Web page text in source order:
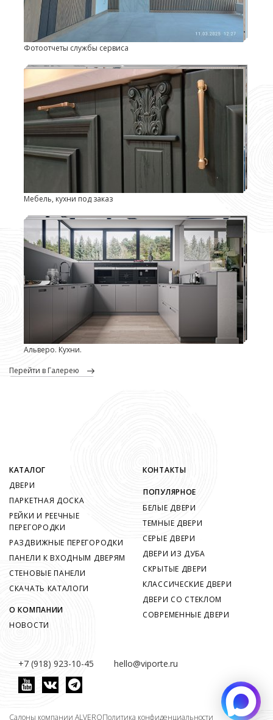
Фотоотчеты службы сервиса
Мебель, кухни под заказ
Альверо. Кухни.
перейти в Галерею
+7 (918) 923-10-45 hello@viporte.ru
КАТАЛОГ
ДВЕРИ
ПАРКЕТНАЯ ДОСКА
РЕЙКИ И РЕЕЧНЫЕ
ПЕРЕГОРОДКИ
РАЗДВИЖНЫЕ ПЕРЕГОРОДКИ
ПАНЕЛИ К ВХОДНЫМ ДВЕРЯМ
СТЕНОВЫЕ ПАНЕЛИ
СКАЧАТЬ КАТАЛОГИ
О КОМПАНИИ
НОВОСТИ
КОНТАКТЫ
ПОПУЛЯРНОЕ
БЕЛЫЕ ДВЕРИ
ТЕМНЫЕ ДВЕРИ
СЕРЫЕ ДВЕРИ
ДВЕРИ ИЗ ДУБА
СКРЫТЫЕ ДВЕРИ
КЛАССИЧЕСКИЕ ДВЕРИ
ДВЕРИ СО СТЕКЛОМ
СОВРЕМЕННЫЕ ДВЕРИ
Салоны компании ALVEROПолитика конфиденциальности